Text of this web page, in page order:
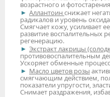
возрастного и
Аллантоин снижает
радикалов и уровень
Смягчает кожу, усиливает
развитие воспалительных
регенерацию.
Экстракт лакрицы
противовоспалительным
Ускоряет обменные
Масло цветов розы
смягчающим действием,
показатели упругости,
Снимает раздражения,